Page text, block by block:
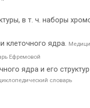
в т. ч. наборы
клеточного ядра.
Ефремовой
ядра и его
словарь